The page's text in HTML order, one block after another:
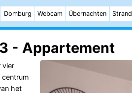
Domburg Webcam Übernachten Strand
- Appartement
vier
centrum
het